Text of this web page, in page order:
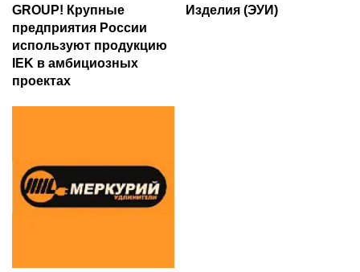
GROUP! Крупные
предприятия России
используют продукцию
IEK в амбициозных
проектах
Изделия (ЭУИ)